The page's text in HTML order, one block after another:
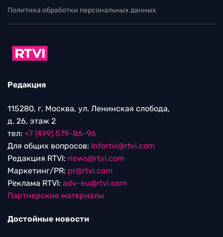
Политика обработки персональных данных
Редакция
115280, г. Москва, ул. Ленинская слобода,
д. 26, этаж 2
тел: +7 (499) 579-86-96
Для общих вопросов: Infortvi@rtvi.com
Редакция RTVI: news@rtvi.com
Маркетинг/PR: pr@rtvi.com
Реклама RTVI: adv-eu@rtvi.com
Партнерские материалы
Достойные новости